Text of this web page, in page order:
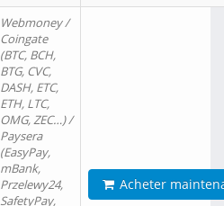
Webmoney /
Coingate
(BTC, BCH,
BTG, CVC,
DASH, ETC,
ETH, LTC,
OMG, ZEC…) /
Paysera
(EasyPay,
mBank,
Przelewy24,
SafetyPay,
Acheter